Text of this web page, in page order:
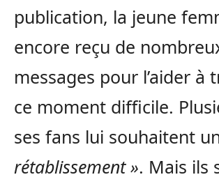
publication, la jeune
encore reçu de
messages pour l’aider à
ce moment difficile.
ses fans lui souhaitent
rétablissement ». Mais ils